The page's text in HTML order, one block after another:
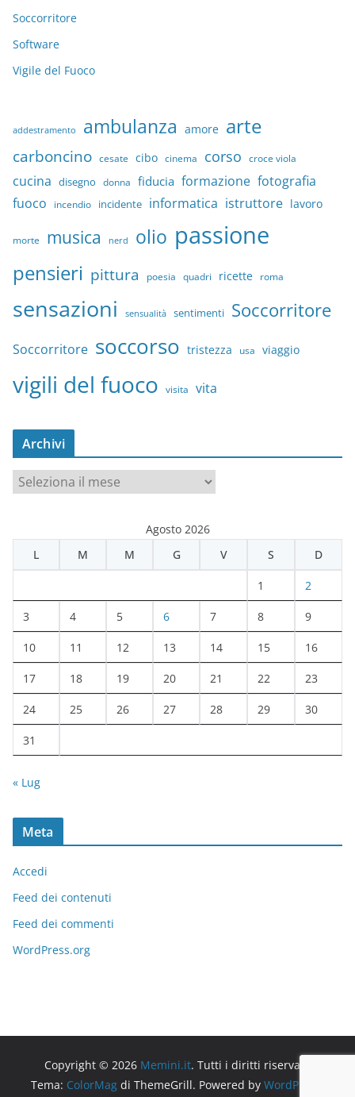
Soccorritore
Software
Vigile del Fuoco
addestramento ambulanza amore arte
carboncino cesate cibo cinema corso croce viola
cucina disegno donna fiducia formazione fotografia
fuoco
incendio incidente informatica istruttore lavoro
morte musica nerd olio passione
pensieri pittura poesia quadri ricette roma
sensazioni sensualità sentimenti Soccorritore
Soccorritore soccorso tristezza usa viaggio
vigili del fuoco visita vita
Archivi
r
h
i
Agosto 2026
L
M M G V S D
1 2
3 4 5 6 7 8 9
10 11 12 13 14 15 16
17 18 19 20 21 22 23
24 25 26 27 28 29 30
31
« Lug
Meta
Accedi
Feed dei contenuti
Feed dei commenti
WordPress.org
Copyright © 2026 Memini.it. Tutti i diritti riservati.
Tema: ColorMag di ThemeGrill. Powered by WordPress